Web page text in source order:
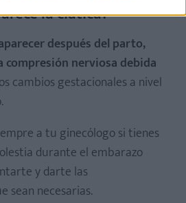
la ciática?
después del parto,
compresión nerviosa debida
cambios gestacionales a nivel
a tu ginecólogo si tienes
durante el embarazo
y darte las
sean necesarias.